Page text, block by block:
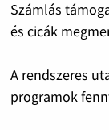
Számlás
és cicák
A rendszeres
programok